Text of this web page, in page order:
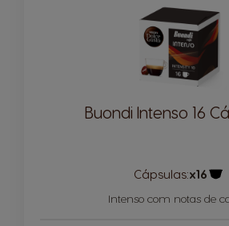
Buondi Intenso 16
Cápsulas:x16
Intenso com notas de